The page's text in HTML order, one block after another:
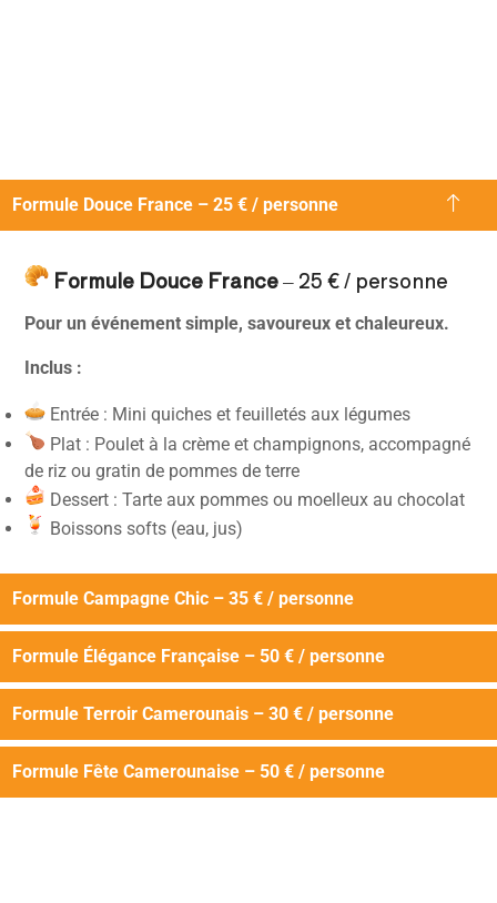
Formule Douce France – 25 € / personne
Formule Douce France– 25 € / personne
Pour un événement simple, savoureux et chaleureux.
Inclus :
Entrée : Mini quiches et feuilletés aux légumes
Plat : Poulet à la crème et champignons, accompagné
de riz ou gratin de pommes de terre
Dessert : Tarte aux pommes ou moelleux au chocolat
Boissons softs (eau, jus)
Formule Campagne Chic – 35 € / personne
Formule Élégance Française – 50 € / personne
Formule Terroir Camerounais – 30 € / personne
Formule Fête Camerounaise – 50 € / personne